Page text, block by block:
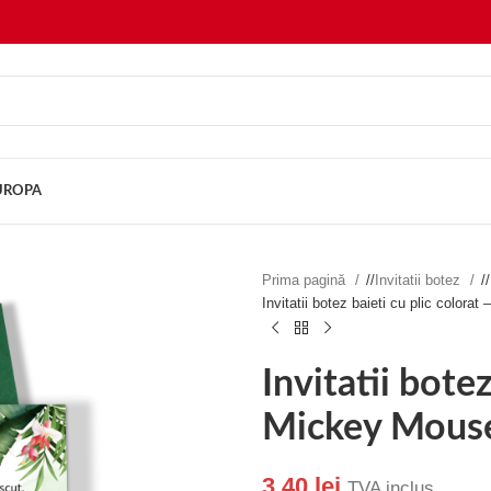
Prima pagină / Invitatii botez /
Invitatii botez baieti cu plic colorat
Invitatii
Mickey